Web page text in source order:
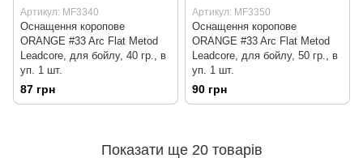
Артикул: MF3340
Оснащення коропове
ORANGE #33 Arc Flat Metod
Leadcore, для бойлу, 40 гр., в
уп. 1 шт.
87 грн
Артикул: MF3350
Оснащення коропове
ORANGE #33 Arc Flat Metod
Leadcore, для бойлу, 50 гр., в
уп. 1 шт.
90 грн
Показати ще 20 товарів